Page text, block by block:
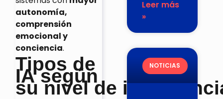
autonomía,
comprensión
emocional y
conciencia.
Tipos de
IA según
su nivel de
Leer más
»
NOTICIAS